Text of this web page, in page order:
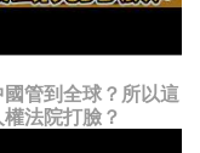
管到全球？所以這
法院打臉？